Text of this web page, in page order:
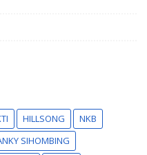
HILLSONG
NKB
SIHOMBING